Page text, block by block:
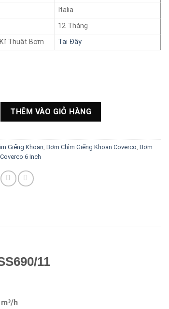
Italia
12 Tháng
Thuật Bơm
Tại Đây
khoan Coverco 45 Kw Model: SS690/11 số lượng
THÊM VÀO GIỎ HÀNG
Giếng Khoan, Bơm Chìm Giếng Khoan Coverco, Bơm
6 Inch
11
h